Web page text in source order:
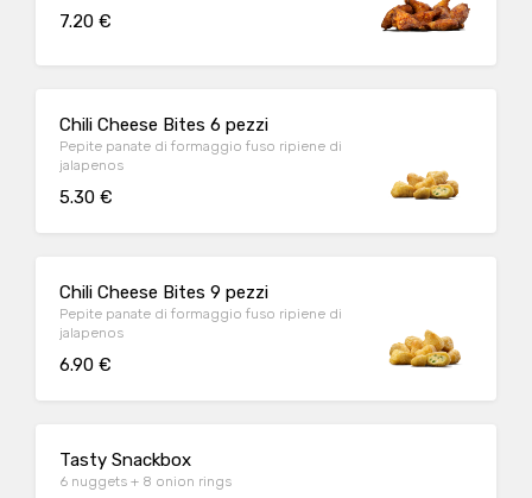
7.20 €
Chili Cheese Bites 6 pezzi
Pepite panate di formaggio fuso ripiene di
jalapenos
5.30 €
Chili Cheese Bites 9 pezzi
Pepite panate di formaggio fuso ripiene di
jalapenos
6.90 €
Tasty Snackbox
6 nuggets + 8 onion rings